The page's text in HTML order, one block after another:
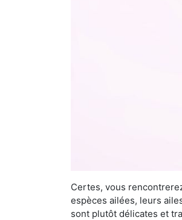
Certes, vous
espèces ailées, leurs
sont plutôt délicates et